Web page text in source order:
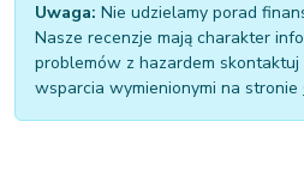
Uwaga: Nie udzielamy porad
Nasze recenzje mają charakter
problemów z hazardem skontaktuj
wsparcia wymienionymi na stronie